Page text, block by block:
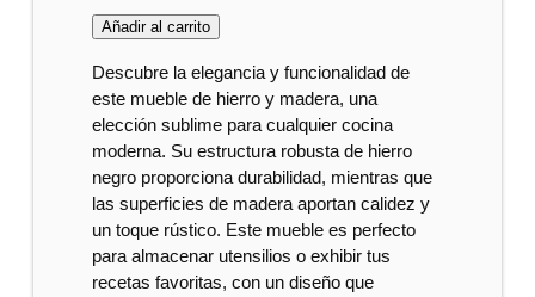
Añadir al carrito
Descubre la elegancia y funcionalidad de
este mueble de hierro y madera, una
elección sublime para cualquier cocina
moderna. Su estructura robusta de hierro
negro proporciona durabilidad, mientras que
las superficies de madera aportan calidez y
un toque rústico. Este mueble es perfecto
para almacenar utensilios o exhibir tus
recetas favoritas, con un diseño que